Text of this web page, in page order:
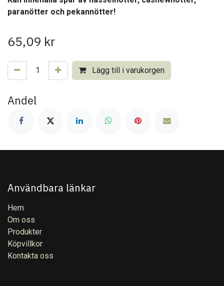
paranötter och pekannötter!
65,09 kr
Lägg till i varukorgen
Andel
Användbara länkar
Hem
Om oss
Produkter
Köpvillkor
Kontakta oss